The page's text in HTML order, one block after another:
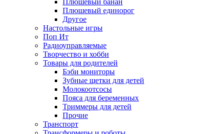
Плюшевый банан
Плюшевый единорог
Другое
Настольные игры
Поп Ит
Радиоуправляемые
Творчество и хобби
Товары для родителей
Бэби мониторы
Зубные щетки для детей
Молокоотсосы
Пояса для беременных
Триммеры для детей
Прочие
Транспорт